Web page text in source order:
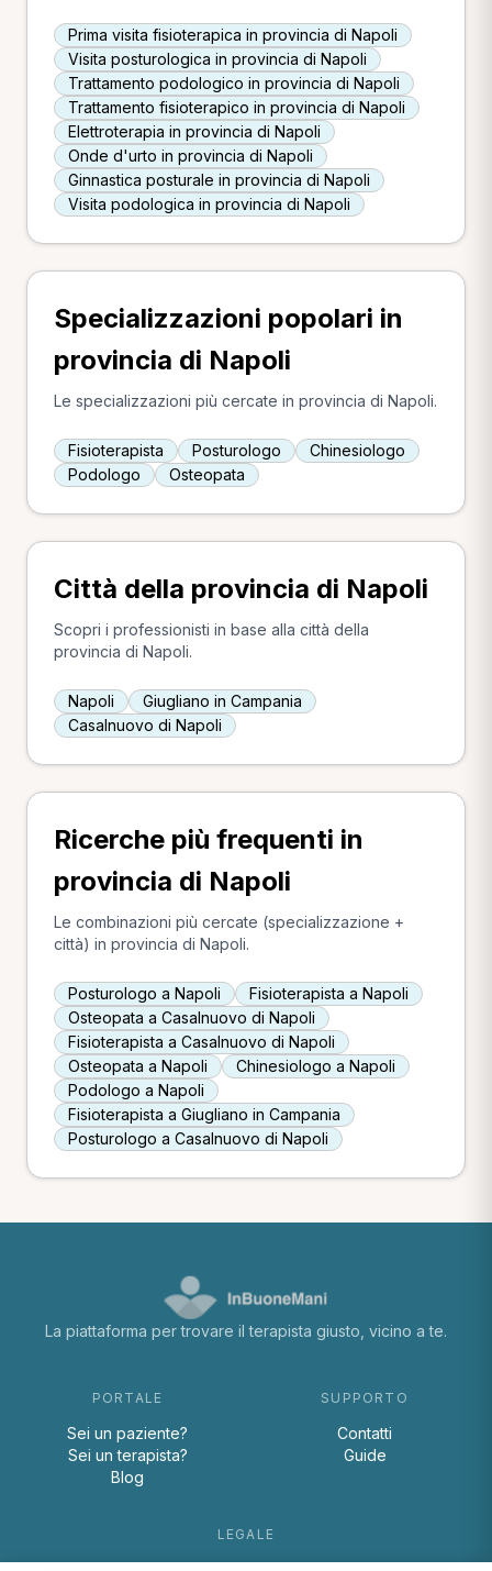
Prima visita fisioterapica in provincia di Napoli
Visita posturologica in provincia di Napoli
Trattamento podologico in provincia di Napoli
Trattamento fisioterapico in provincia di Napoli
Elettroterapia in provincia di Napoli
Onde d'urto in provincia di Napoli
Ginnastica posturale in provincia di Napoli
Visita podologica in provincia di Napoli
Specializzazioni popolari in
provincia di Napoli
Le specializzazioni più cercate in provincia di Napoli.
Fisioterapista Posturologo
Chinesiologo
Podologo
Osteopata
Città della provincia di Napoli
Scopri i professionisti in base alla città della
provincia di Napoli.
Napoli
Giugliano in Campania
Casalnuovo di Napoli
Ricerche più frequenti in
provincia di Napoli
Le combinazioni più cercate (specializzazione +
città) in provincia di Napoli.
Posturologo a Napoli
Fisioterapista a Napoli
Osteopata a Casalnuovo di Napoli
Fisioterapista a Casalnuovo di Napoli
Osteopata a Napoli
Chinesiologo a Napoli
Podologo a Napoli
Fisioterapista a Giugliano in Campania
Posturologo a Casalnuovo di Napoli
La piattaforma per trovare il terapista giusto, vicino a te.
PORTALE
Sei un paziente?
Sei un terapista?
Blog
SUPPORTO
Contatti
Guide
LEGALE